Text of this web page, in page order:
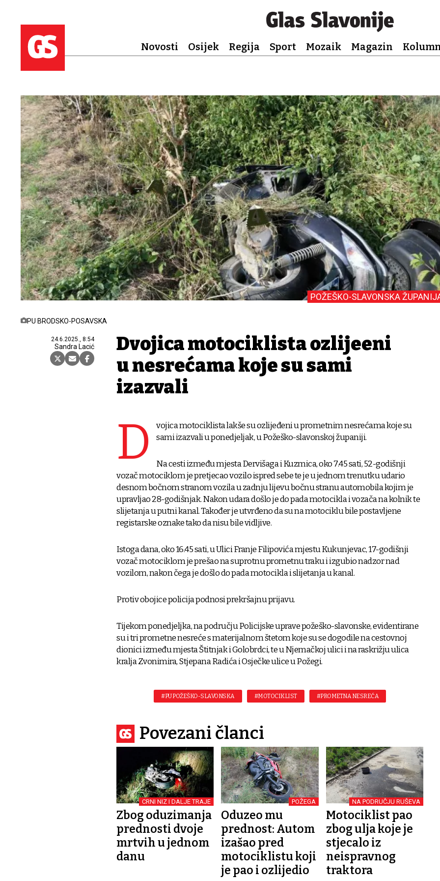
Novosti Osijek Regija Sport Mozaik Magazin
PU BRODSKO-POSAVSKA
24.6.2025., 8:54
Sandra Lacić
POŽEŠKO-SLAVONSKA
Dvojica motociklista ozlijeđeni
u nesrećama koje su sami
izazvali
D
vojica motociklista lakše su ozlijeđeni u prometnim nesrećama koje su
sami izazvali u ponedjeljak, u Požeško-slavonskoj županiji.
Na cesti između mjesta Dervišaga i Kuzmica, oko 7.45 sati, 52-godišnji
vozač motociklom je pretjecao vozilo ispred sebe te je u jednom trenutku udario
desnom bočnom stranom vozila u zadnju lijevu bočnu stranu automobila kojim je
upravljao 28-godišnjak. Nakon udara došlo je do pada motocikla i vozača na kolnik te
slijetanja u putni kanal. Također je utvrđeno da su na motociklu bile postavljene
registarske oznake tako da nisu bile vidljive.
Istoga dana, oko 16.45 sati, u Ulici Franje Filipovića mjestu Kukunjevac, 17-godišnji
vozač motociklom je prešao na suprotnu prometnu traku i izgubio nadzor nad
vozilom, nakon čega je došlo do pada motocikla i slijetanja u kanal.
Protiv obojice policija podnosi prekršajnu prijavu.
Tijekom ponedjeljka, na području Policijske uprave požeško-slavonske, evidentirane
su i tri prometne nesreće s materijalnom štetom koje su se dogodile na cestovnoj
dionici između mjesta Štitnjak i Golobrdci, te u Njemačkoj ulici i na raskrižju ulica
kralja Zvonimira, Stjepana Radića i Osječke ulice u Požegi.
#PU POŽEŠKO-SLAVONSKA #MOTOCIKLIST #PROMETNA NESREĆA
Povezani članci
CRNI NIZ I DALJE TRAJE
Zbog oduzimanja
prednosti dvoje
mrtvih u jednom
danu
POŽEGA
Oduzeo mu
prednost: Autom
izašao pred
motociklistu koji
je pao i ozlijedio
NA PODRUČJU RUŠEVA
Motociklist pao
zbog ulja koje je
stjecalo iz
neispravnog
traktora